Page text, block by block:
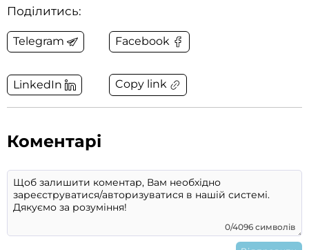
Поділитись:
Telegram Facebook
LinkedIn Copy link
Коментарі
0/4096 символів